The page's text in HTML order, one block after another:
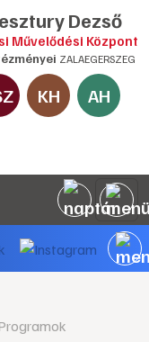
Dezső
Művelődési Központ
ZALAEGERSZEG
KH
AH